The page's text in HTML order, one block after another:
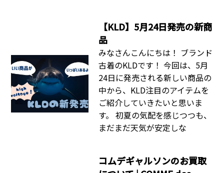
【KLD】5月24日発売の新商
品
みなさんこんにちは！ ブランド
古着のKLDです！ 今回は、5月
24日に発売される新しい商品の
中から、KLD注目のアイテムを
ご紹介していきたいと思いま
す。 初夏の気配を感じつつも、
まだまだ天気が安定しな
コムデギャルソンのお買取